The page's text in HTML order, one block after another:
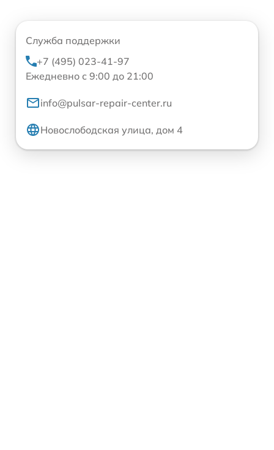
Служба поддержки
+7 (495) 023-41-97
Ежедневно с 9:00 до 21:00
info@pulsar-repair-center.ru
Новослободская улица, дом 4